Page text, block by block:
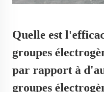
Quelle est
groupes
par rapport à
groupes